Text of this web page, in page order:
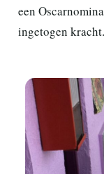
een
ingetogen kracht.